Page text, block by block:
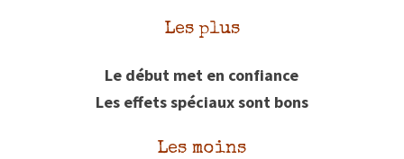
Les plus
Le début met en confiance
Les effets spéciaux sont bons
Les moins